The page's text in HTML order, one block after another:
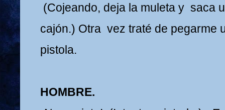
(Cojeando, deja la muleta y saca
cajón.) Otra vez traté de pegarme
pistola.
HOMBRE.